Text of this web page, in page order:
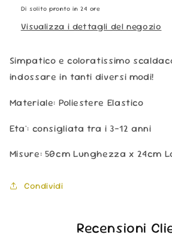
Di solito pronto in 24 ore
Visualizza i dettagli del negozio
Simpatico e coloratissimo
indossare in tanti diversi modi!
Materiale: Poliestere Elastico
Eta': consigliata tra i 3-12 anni
Misure: 50cm Lunghezza x 24cm
Condividi
Recensioni